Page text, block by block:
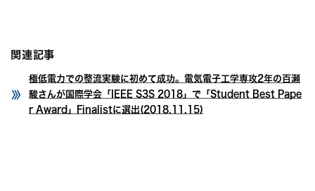
関連記事
極低電力での整流実験に初めて成功。電気電子工学専攻2年の百瀬
駿さんが国際学会「IEEE S3S 2018」で「Student Best Pape
r Award」Finalistに選出(2018.11.15)